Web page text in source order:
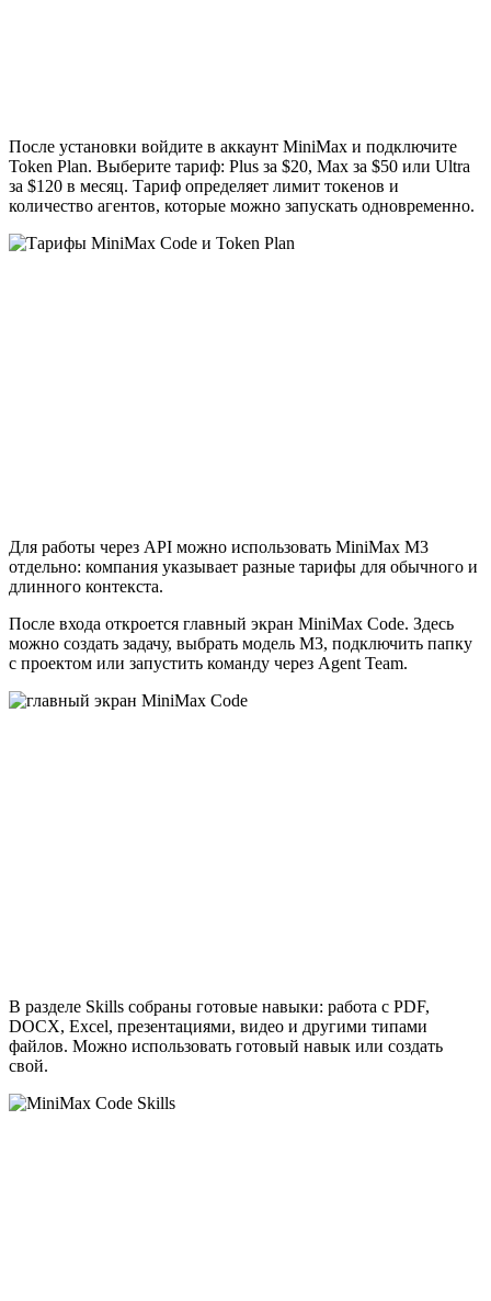
После установки войдите в аккаунт MiniMax и подключите
Token Plan. Выберите тариф: Plus за $20, Max за $50 или Ultra
за $120 в месяц. Тариф определяет лимит токенов и
количество агентов, которые можно запускать одновременно.
Для работы через API можно использовать MiniMax M3
отдельно: компания указывает разные тарифы для обычного и
длинного контекста.
После входа откроется главный экран MiniMax Code. Здесь
можно создать задачу, выбрать модель M3, подключить папку
с проектом или запустить команду через Agent Team.
В разделе Skills собраны готовые навыки: работа с PDF,
DOCX, Excel, презентациями, видео и другими типами
файлов. Можно использовать готовый навык или создать
свой.